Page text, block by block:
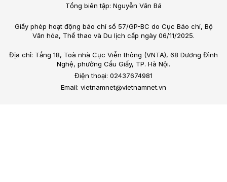
Tổng biên tập: Nguyễn Văn Bá
Giấy phép hoạt động báo chí số 57/GP-BC do Cục Báo chí, Bộ
Văn hóa, Thể thao và Du lịch cấp ngày 06/11/2025.
Địa chỉ: Tầng 18, Toà nhà Cục Viễn thông (VNTA), 68 Dương Đình
Nghệ, phường Cầu Giấy, TP. Hà Nội.
Điện thoại: 02437674981
Email: vietnamnet@vietnamnet.vn